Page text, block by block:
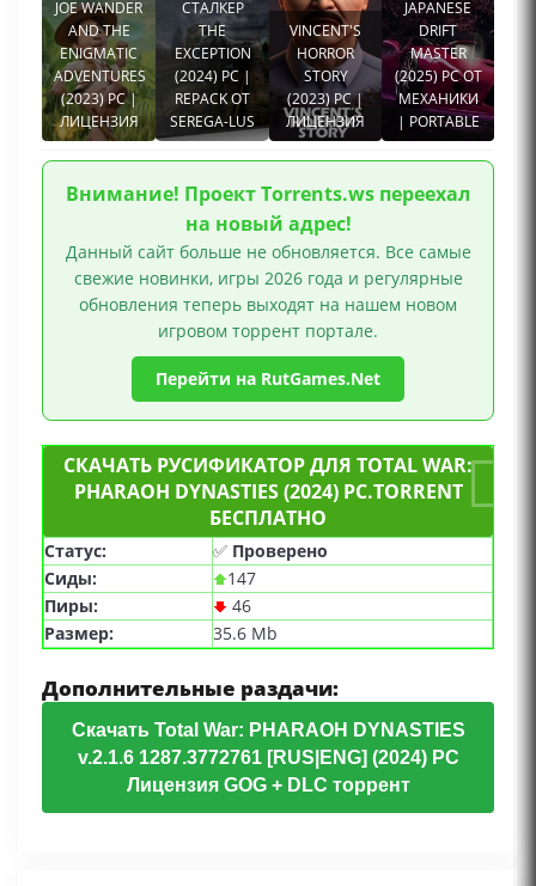
JOE WANDER
AND THE
ENIGMATIC
ADVENTURES
(2023) PC |
ЛИЦЕНЗИЯ
СТАЛКЕР
THE
EXCEPTION
(2024) PC |
REPACK ОТ
SEREGA-LUS
VINCENT'S
HORROR
STORY
(2023) PC |
ЛИЦЕНЗИЯ
JAPANESE
DRIFT
MASTER
(2025) PC ОТ
МЕХАНИКИ
| PORTABLE
Внимание! Проект Torrents.ws переехал
на новый адрес!
Данный сайт больше не обновляется. Все самые
свежие новинки, игры 2026 года и регулярные
обновления теперь выходят на нашем новом
игровом торрент портале.
Перейти на RutGames.Net
СКАЧАТЬ РУСИФИКАТОР ДЛЯ TOTAL WAR:
PHARAOH DYNASTIES (2024) PC.TORRENT
БЕСПЛАТНО
Статус: ✅ Проверено
Сиды:
147
Пиры:
46
Размер:
35.6 Mb
Дополнительные раздачи:
Скачать Total War: PHARAOH DYNASTIES
v.2.1.6 1287.3772761 [RUS|ENG] (2024) PC
Лицензия GOG + DLC торрент